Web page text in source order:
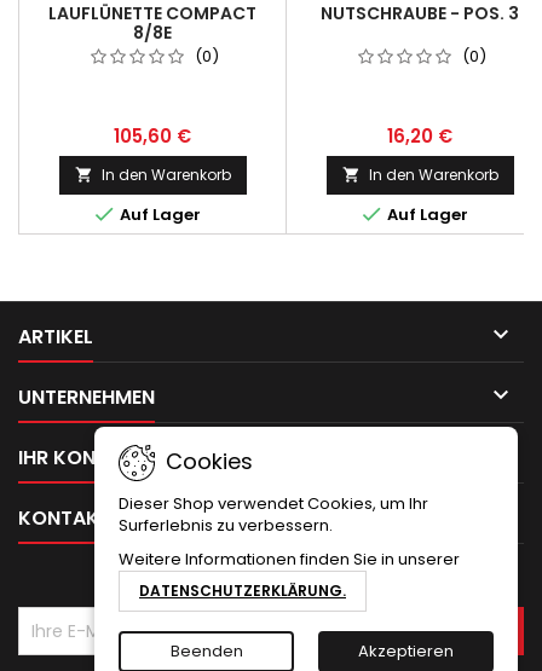
LAUFLÜNETTE COMPACT
8/8E
(0)
105,60 €
 In den Warenkorb
 Auf Lager
NUTSCHRAUBE - POS. 3
(0)
16,20 €
 In den Warenkorb
 Auf Lager
ARTIKEL 
UNTERNEHMEN 
IHR KONTO
KONTAKT
Cookies
Dieser Shop verwendet Cookies, um Ihr
Surferlebnis zu verbessern.
Weitere Informationen finden Sie in unserer
DATENSCHUTZERKLÄRUNG.
Beenden Akzeptieren
NEWSLETTER